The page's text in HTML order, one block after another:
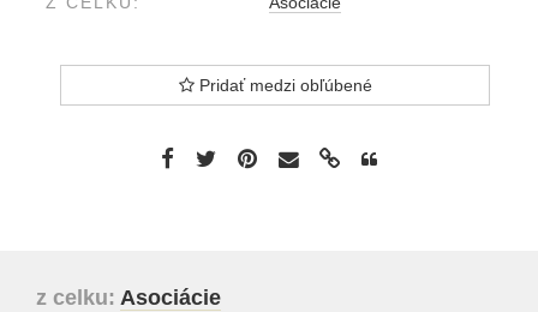
Pridať medzi obľúbené
z celku: Asociácie